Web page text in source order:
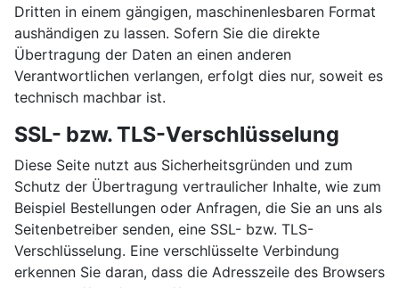
Dritten in einem gängigen, maschinenlesbaren Format
aushändigen zu lassen. Sofern Sie die direkte
Übertragung der Daten an einen anderen
Verantwortlichen verlangen, erfolgt dies nur, soweit es
technisch machbar ist.
SSL- bzw. TLS-Verschlüsselung
Diese Seite nutzt aus Sicherheitsgründen und zum
Schutz der Übertragung vertraulicher Inhalte, wie zum
Beispiel Bestellungen oder Anfragen, die Sie an uns als
Seitenbetreiber senden, eine SSL- bzw. TLS-
Verschlüsselung. Eine verschlüsselte Verbindung
erkennen Sie daran, dass die Adresszeile des Browsers